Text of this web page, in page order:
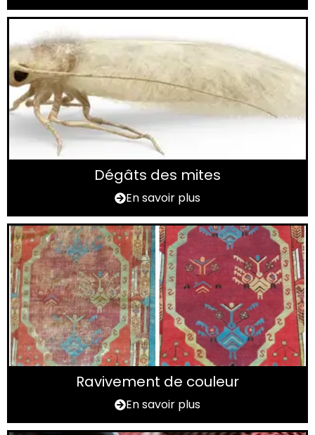
Dégâts des mites
En savoir plus
Ravivement de couleur
En savoir plus